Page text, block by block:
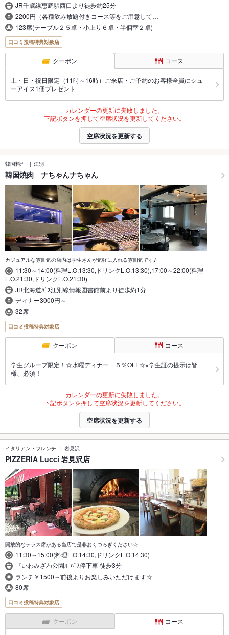
JR千歳線恵庭駅西口より徒歩約25分
2200円（各種飲み放題付きコース等をご用意して…
123席(テーブル２５卓・小上り６卓・半個室２卓)
口コミ投稿特典対象店
クーポン コース
土・日・祝日限定（11時～16時）ご来店・ご予約のお客様全員にシュ
ーアイス1個プレゼント
カレンダーの更新に失敗しました。
下記ボタンを押して空席状況を更新してください。
空席状況を更新する
韓国料理 江別
韓国焼肉 ナちゃんナちゃん
カジュアルな雰囲気の店内は学生さんが気軽に入れる雰囲気です♪
11:30～14:00(料理L.O.13:30,ドリンクL.O.13:30),17:00～22:00(料理
L.O.21:30,ドリンクL.O.21:30)
JR北海道ﾊﾞｽ江別線情報図書館前より徒歩約1分
ディナー3000円～
32席
口コミ投稿特典対象店
クーポン コース
学生グループ限定！☆水曜ディナー ５％OFF☆※学生証の提示は皆
様、必須！
カレンダーの更新に失敗しました。
下記ボタンを押して空席状況を更新してください。
空席状況を更新する
イタリアン・フレンチ 岩見沢
PIZZERIA Lucci 岩見沢店
開放的なテラス席がある当店で是非おくつろぎください☆
11:30～15:00(料理L.O.14:30,ドリンクL.O.14:30)
『いわみざわ公園』ﾊﾞｽ停下車 徒歩3分
ランチ￥1500～前後よりお楽しみいただけます☆
80席
口コミ投稿特典対象店
クーポン コース